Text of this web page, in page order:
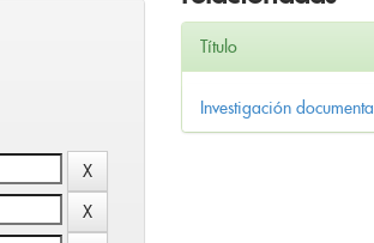
Título
Investigación documental